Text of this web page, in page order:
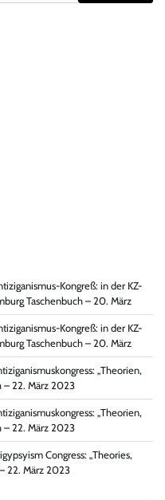
Kongreß: in der KZ-
Taschenbuch – 20. März
Kongreß: in der KZ-
Taschenbuch – 20. März
„Theorien,
– 22. März 2023
„Theorien,
– 22. März 2023
Congress: „Theories,
22. März 2023